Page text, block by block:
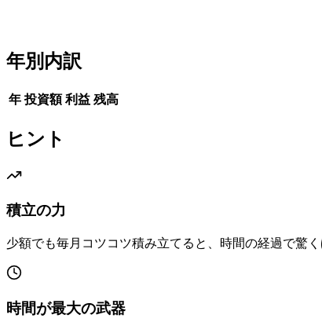
年別内訳
年 投資額 利益 残高
ヒント
積立の力
少額でも毎月コツコツ積み立てると、時間の経過で驚
時間が最大の武器